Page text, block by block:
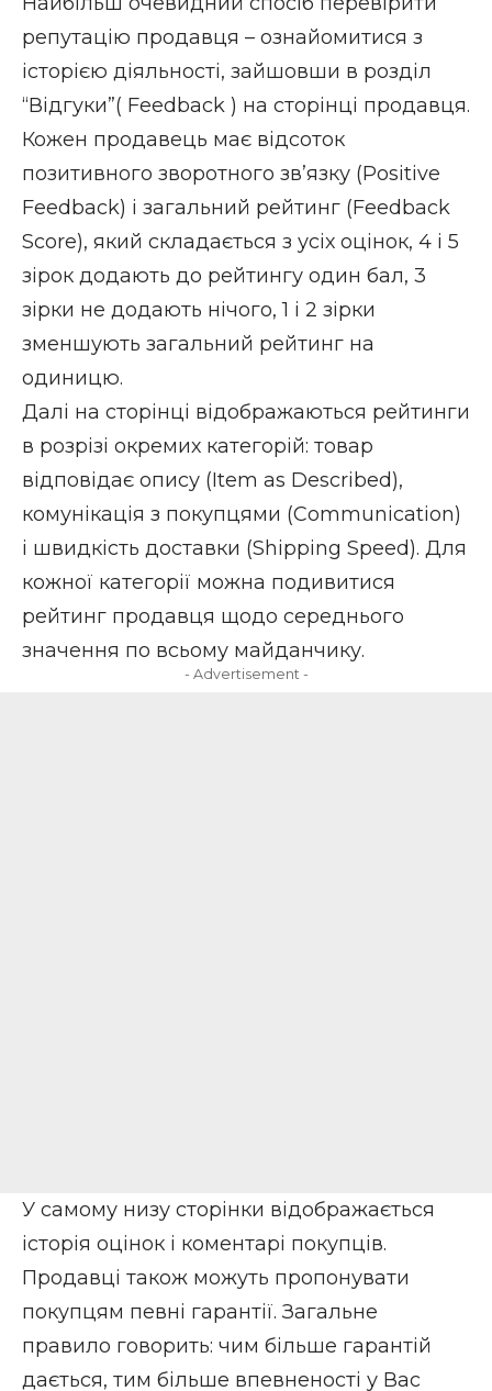
репутацію продавця – ознайомитися з
історією діяльності, зайшовши в розділ
“Відгуки”( Feedback ) на сторінці продавця.
Кожен продавець має відсоток
позитивного зворотного зв’язку (Positive
Feedback) і загальний рейтинг (Feedback
Score), який складається з усіх оцінок, 4 і 5
зірок додають до рейтингу один бал, 3
зірки не додають нічого, 1 і 2 зірки
зменшують загальний рейтинг на
одиницю.
Далі на сторінці відображаються рейтинги
в розрізі окремих категорій: товар
відповідає опису (Item as Described),
комунікація з покупцями (Communication)
і швидкість доставки (Shipping Speed). Для
кожної категорії можна подивитися
рейтинг продавця щодо середнього
значення по всьому майданчику.
- Advertisement -
У самому низу сторінки відображається
історія оцінок і коментарі покупців.
Продавці також можуть пропонувати
покупцям певні гарантії. Загальне
правило говорить: чим більше гарантій
дається, тим більше впевненості у Вас